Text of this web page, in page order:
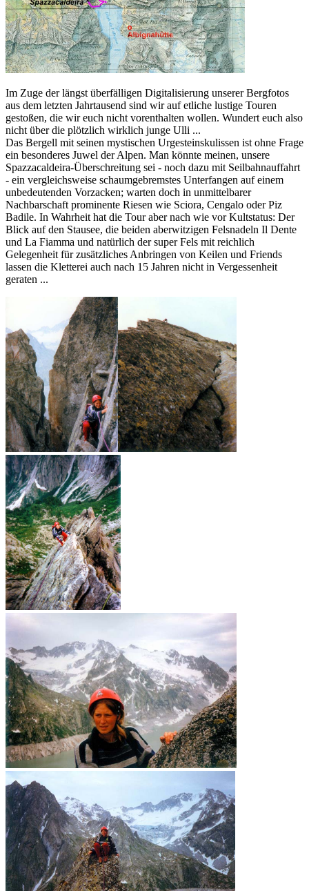
Im Zuge der längst überfälligen Digitalisierung unserer Bergfotos
aus dem letzten Jahrtausend sind wir auf etliche lustige Touren
gestoßen, die wir euch nicht vorenthalten wollen. Wundert euch also
nicht über die plötzlich wirklich junge Ulli ...
Das Bergell mit seinen mystischen Urgesteinskulissen ist ohne Frage
ein besonderes Juwel der Alpen. Man könnte meinen, unsere
Spazzacaldeira-Überschreitung sei - noch dazu mit Seilbahnauffahrt
- ein vergleichsweise schaumgebremstes Unterfangen auf einem
unbedeutenden Vorzacken; warten doch in unmittelbarer
Nachbarschaft prominente Riesen wie Sciora, Cengalo oder Piz
Badile. In Wahrheit hat die Tour aber nach wie vor Kultstatus: Der
Blick auf den Stausee, die beiden aberwitzigen Felsnadeln Il Dente
und La Fiamma und natürlich der super Fels mit reichlich
Gelegenheit für zusätzliches Anbringen von Keilen und Friends
lassen die Kletterei auch nach 15 Jahren nicht in Vergessenheit
geraten ...